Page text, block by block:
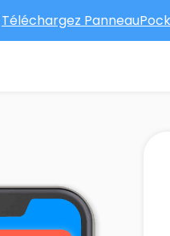
Téléchargez